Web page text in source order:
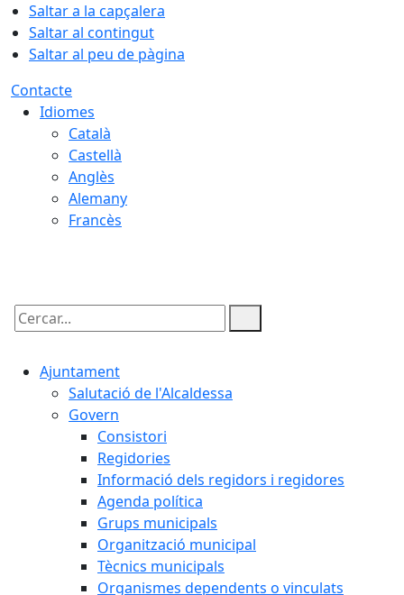
Saltar a la capçalera
Saltar al contingut
Saltar al peu de pàgina
Contacte
Idiomes
Català
Castellà
Anglès
Alemany
Francès
Cercar:
Ajuntament
Salutació de l'Alcaldessa
Govern
Consistori
Regidories
Informació dels regidors i regidores
Agenda política
Grups municipals
Organització municipal
Tècnics municipals
Organismes dependents o vinculats